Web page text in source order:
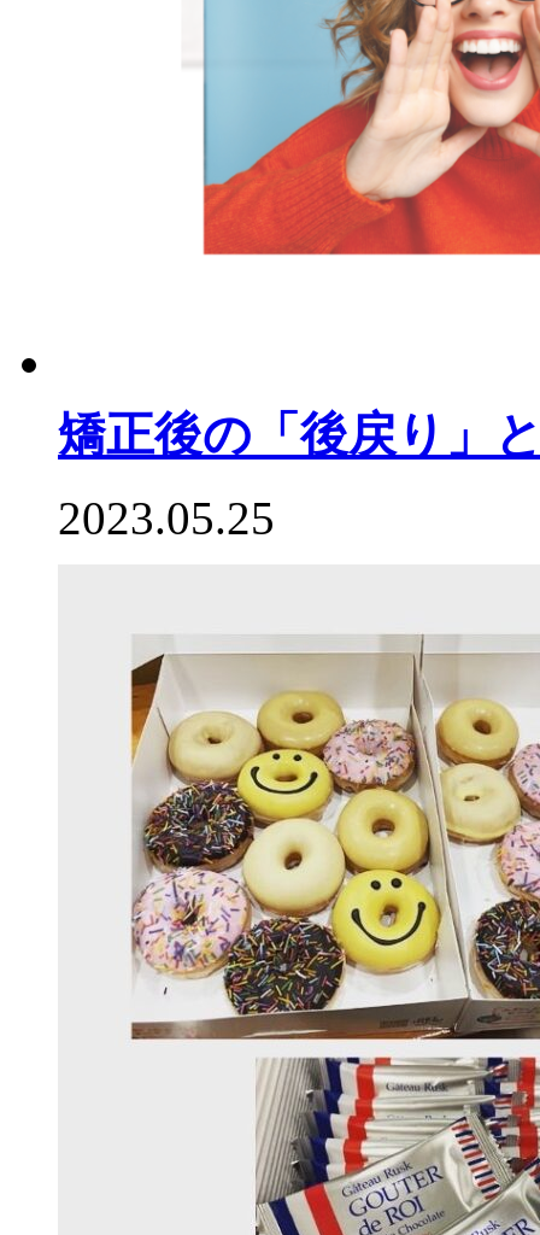
矯正後の「後戻り」
2023.05.25